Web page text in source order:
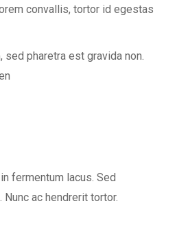
convallis, tortor id egestas
sed pharetra est gravida non.
fermentum lacus. Sed
ac hendrerit tortor.